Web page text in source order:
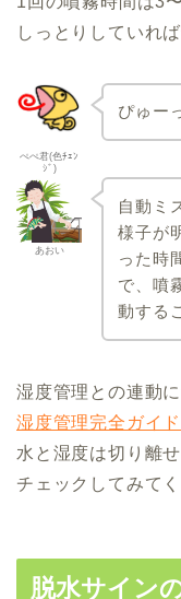
しっとりしていれ
ぺぺ君(色ﾁｪﾝ
ｼﾞ)
ぴゅー
あおい
自動ミ
様子が
った時
で、噴
動する
湿度管理との連動
湿度管理完全ガイド
水と湿度は切り離
チェックしてみてく
脱水サイン